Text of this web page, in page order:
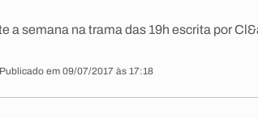
a semana na trama das 19h escrita por
Publicado em 09/07/2017 às 17:18